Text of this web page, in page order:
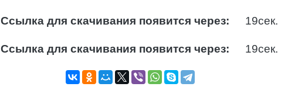
Ссылка для скачивания появится через: 18сек.
Ссылка для скачивания появится через: 18сек.